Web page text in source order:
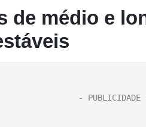
de médio e